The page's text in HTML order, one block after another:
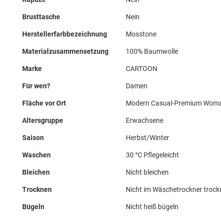
Brusttasche Nein
Herstellerfarbbezeichnung Mosstone
Materialzusammensetzung 100% Baumwolle
Marke CARTOON
Für wen? Damen
Fläche vor Ort Modern Casual-Premium
Altersgruppe Erwachsene
Saison Herbst/Winter
Waschen 30 °C Pflegeleicht
Bleichen Nicht bleichen
Trocknen Nicht im Wäschetrockner
Bügeln Nicht heiß bügeln